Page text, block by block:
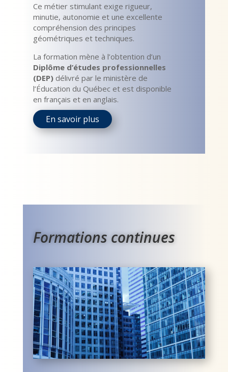
Ce métier stimulant exige rigueur,
minutie, autonomie et une excellente
compréhension des principes
géométriques et techniques.
La formation mène à l’obtention d’un
Diplôme d’études professionnelles
(DEP)délivré par le ministère de
l’Éducation du Québec et est disponible
en français et en anglais.
En savoir plus
Formations continues